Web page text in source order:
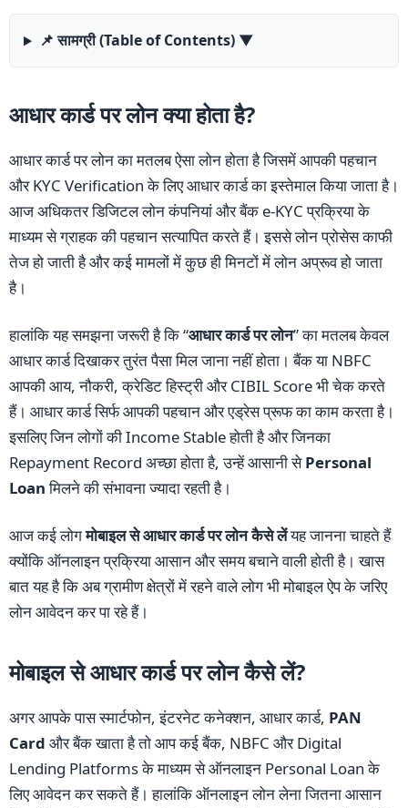
📌 सामग्री (Table of Contents) ▼
आधार कार्ड पर लोन क्या होता है?
आधार कार्ड पर लोन का मतलब ऐसा लोन होता है जिसमें आपकी पहचान
और KYC Verification के लिए आधार कार्ड का इस्तेमाल किया जाता है।
आज अधिकतर डिजिटल लोन कंपनियां और बैंक e-KYC प्रक्रिया के
माध्यम से ग्राहक की पहचान सत्यापित करते हैं। इससे लोन प्रोसेस काफी
तेज हो जाती है और कई मामलों में कुछ ही मिनटों में लोन अप्रूव हो जाता
है।
हालांकि यह समझना जरूरी है कि “आधार कार्ड पर लोन” का मतलब केवल
आधार कार्ड दिखाकर तुरंत पैसा मिल जाना नहीं होता। बैंक या NBFC
आपकी आय, नौकरी, क्रेडिट हिस्ट्री और CIBIL Score भी चेक करते
हैं। आधार कार्ड सिर्फ आपकी पहचान और एड्रेस प्रूफ का काम करता है।
इसलिए जिन लोगों की Income Stable होती है और जिनका
Repayment Record अच्छा होता है, उन्हें आसानी सेPersonal
Loanमिलने की संभावना ज्यादा रहती है।
आज कई लोगमोबाइल से आधार कार्ड पर लोन कैसे लेंयह जानना चाहते हैं
क्योंकि ऑनलाइन प्रक्रिया आसान और समय बचाने वाली होती है। खास
बात यह है कि अब ग्रामीण क्षेत्रों में रहने वाले लोग भी मोबाइल ऐप के जरिए
लोन आवेदन कर पा रहे हैं।
मोबाइल से आधार कार्ड पर लोन कैसे लें?
अगर आपके पास स्मार्टफोन, इंटरनेट कनेक्शन, आधार कार्ड, PAN
Card और बैंक खाता है तो आप कई बैंक, NBFC और Digital
Lending Platforms के माध्यम से ऑनलाइन Personal Loan के
लिए आवेदन कर सकते हैं। हालांकि ऑनलाइन लोन लेना जितना आसान